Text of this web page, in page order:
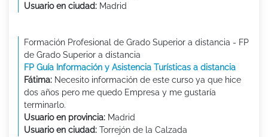
Usuario en ciudad: Madrid
Formación Profesional de Grado Superior a distancia - FP
de Grado Superior a distancia
FP Guía Información y Asistencia Turísticas a distancia
Fátima: Necesito información de este curso ya que hice
dos años pero me quedo Empresa y me gustaría
terminarlo.
Usuario en provincia: Madrid
Usuario en ciudad: Torrejón de la Calzada